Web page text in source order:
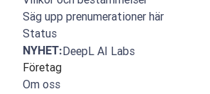
Säg upp prenumerationer här
Status
NYHET:DeepL AI Labs
Företag
Om oss